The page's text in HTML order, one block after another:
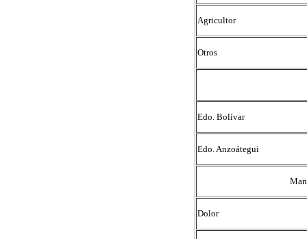
Agricultor
Otros
Edo. Bolívar
Edo. Anzoátegui
Dolor